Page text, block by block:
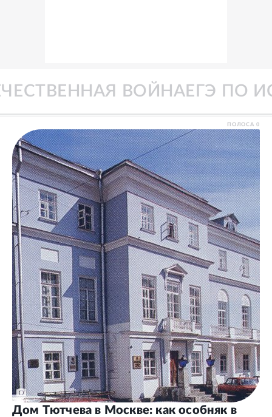
ВЕЛИКАЯ ОТЕЧЕСТВЕННАЯ
ПОЛОСА0
Дом Тютчева в Москве: как особняк в